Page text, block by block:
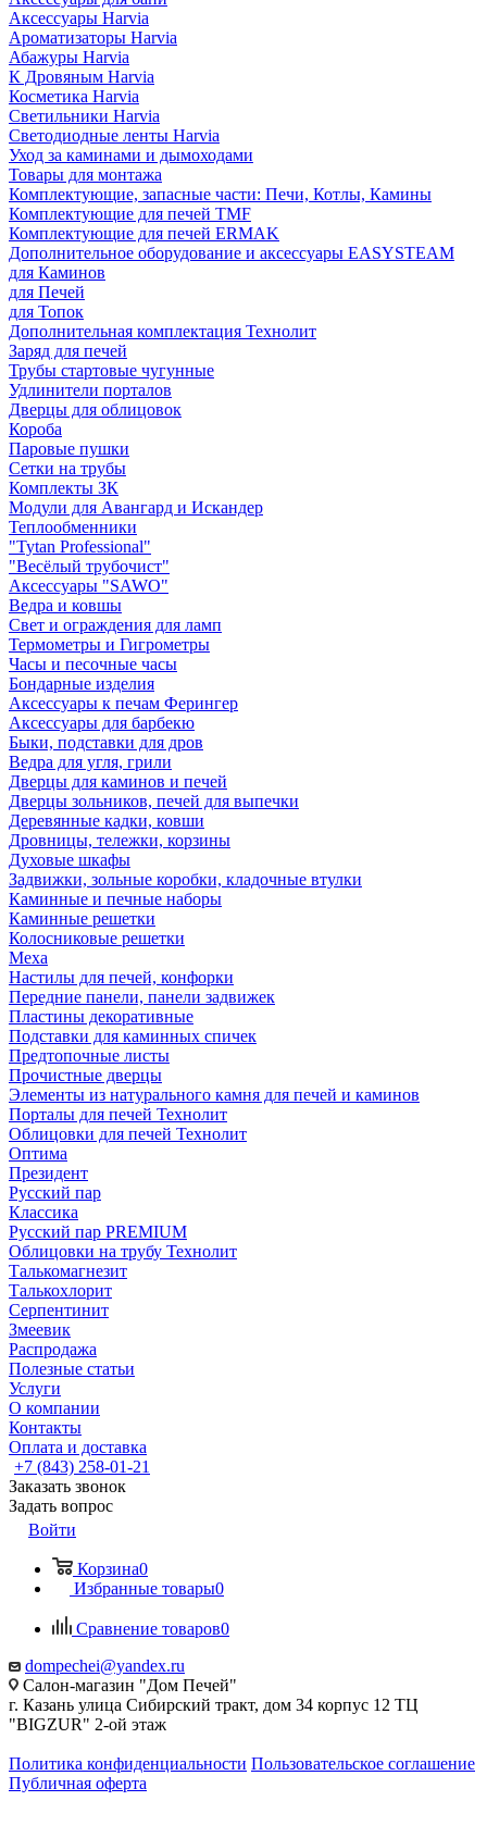
Аксессуары Harvia
Ароматизаторы Harvia
Абажуры Harvia
К Дровяным Harvia
Косметика Harvia
Светильники Harvia
Светодиодные ленты Harvia
Уход за каминами и дымоходами
Товары для монтажа
Комплектующие, запасные части: Печи, Котлы, Камины
Комплектующие для печей TMF
Комплектующие для печей ERMAK
Дополнительное оборудование и аксессуары EASYSTEAM
для Каминов
для Печей
для Топок
Дополнительная комплектация Технолит
Заряд для печей
Трубы стартовые чугунные
Удлинители порталов
Дверцы для облицовок
Короба
Паровые пушки
Сетки на трубы
Комплекты ЗК
Модули для Авангард и Искандер
Теплообменники
"Tytan Professional"
"Весёлый трубочист"
Аксессуары "SAWO"
Ведра и ковшы
Свет и ограждения для ламп
Термометры и Гигрометры
Часы и песочные часы
Бондарные изделия
Аксессуары к печам Ферингер
Аксессуары для барбекю
Быки, подставки для дров
Ведра для угля, грили
Дверцы для каминов и печей
Дверцы зольников, печей для выпечки
Деревянные кадки, ковши
Дровницы, тележки, корзины
Духовые шкафы
Задвижки, зольные коробки, кладочные втулки
Каминные и печные наборы
Каминные решетки
Колосниковые решетки
Меха
Настилы для печей, конфорки
Передние панели, панели задвижек
Пластины декоративные
Подставки для каминных спичек
Предтопочные листы
Прочистные дверцы
Элементы из натурального камня для печей и каминов
Порталы для печей Технолит
Облицовки для печей Технолит
Оптима
Президент
Русский пар
Классика
Русский пар PREMIUM
Облицовки на трубу Технолит
Талькомагнезит
Талькохлорит
Серпентинит
Змеевик
Распродажа
Полезные статьи
Услуги
О компании
Контакты
Оплата и доставка
+7 (843) 258-01-21
Заказать звонок
Задать вопрос
Войти
Корзина0
Избранные товары0
Сравнение товаров0
dompechei@yandex.ru
Салон-магазин "Дом Печей"
г. Казань улица Сибирский тракт, дом 34 корпус 12 ТЦ
"BIGZUR" 2-ой этаж
Политика конфиденциальности Пользовательское соглашение
Публичная оферта